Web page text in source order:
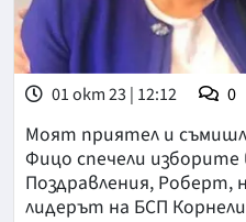
01 окт 23 | 12:12 0
Моят приятел и
Фицо спечели изборите
Поздравления, Роберт,
лидерът на БСП